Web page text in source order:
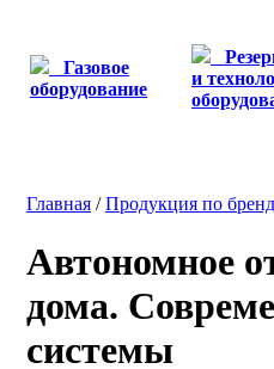
Газовое
оборудование
и
Главная /Продукция по
Автономное
дома.
системы